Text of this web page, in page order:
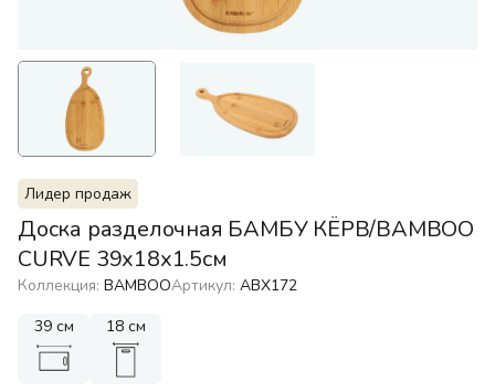
Лидер продаж
Доска разделочная БАМБУ КЁРВ/BAMBOO
CURVE 39х18х1.5см
Коллекция: BAMBOOАртикул: ABX172
39 см
18 см